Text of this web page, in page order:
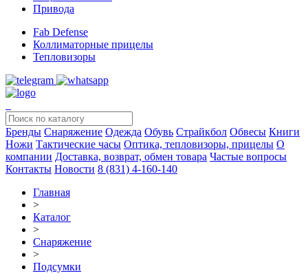
Привода
Fab Defense
Коллиматорные прицелы
Тепловизоры
Бренды Снаряжение Одежда Обувь Страйкбол Обвесы Книги
Ножи Тактические часы Оптика, тепловизоры, прицелы О
компании Доставка, возврат, обмен товара Частые вопросы
Контакты Новости 8 (831) 4-160-140
Главная
>
Каталог
>
Снаряжение
>
Подсумки